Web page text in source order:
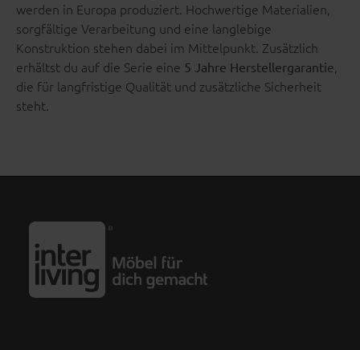
werden in Europa produziert. Hochwertige Materialien,
sorgfältige Verarbeitung und eine langlebige
Konstruktion stehen dabei im Mittelpunkt. Zusätzlich
erhältst du auf die Serie eine 5 Jahre Herstellergarantie,
die für langfristige Qualität und zusätzliche Sicherheit
steht.